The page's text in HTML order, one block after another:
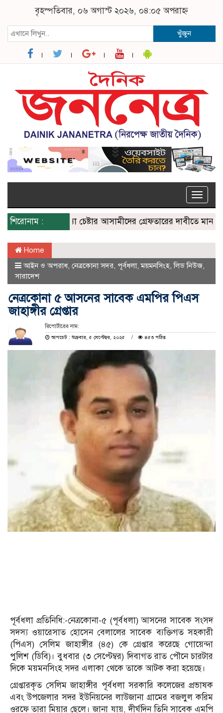
বৃহস্পতিবার, ০৬ অগাস্ট ২০২৬, ০৪:০৫ অপরাহ্ন
খুঁজুন
Toggle
শিরোনাম :
মিয়াকে হত্যা চেষ্টার আসামীদের গ্রেফতারের দাবীতে মানবন্ধন ও
Home
আইন ও অপরাধ, নেত্রকোনা সদর, পূর্বধলা,ময়মনসিংহ,লিড নিউজ,
সারাদেশ
নেত্রকোনা ৫ আসনের সাবেক এমপির পিএস
জাহাঙ্গীর গ্রেপ্তার
রিপোর্টারের নাম:
আপডেট : শুক্রবার, ৫ সেপ্টেম্বর, ২০২৫
৪৫৩ পঠিত
পূর্বধলা প্রতিনিধি:-নেত্রকোনা-৫ (পূর্বধলা) আসনের সাবেক সংসদ
সদস্য ওয়ারেসাত হোসেন বেলালের সাবেক ব্যক্তিগত সহকারী
(পিএস) সেলিম জাহাঙ্গীর (৪৫) কে গ্রেপ্তার করেছে গোয়েন্দা
পুলিশ (ডিবি)। বুধবার (৩ সেপ্টেম্বর) দিবাগত রাত পৌনে চারটার
দিকে ময়মনসিংহ সদর এলাকা থেকে তাকে আটক করা হয়েছে।
গ্রেপ্তারকৃত সেলিম জাহাঙ্গীর পূর্বধলা সরকারি কলেজের প্রভাষক
এবং উপজেলার সদর ইউনিয়নের লাউজানা গ্রামের বজলুল করিম
ওরফে তারা মিয়ার ছেলে। জানা যায়, দীর্ঘদিন তিনি সাবেক এমপি